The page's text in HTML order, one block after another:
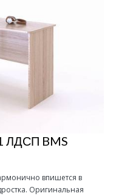
ЛДСП BMS
впишется в
Оригинальная